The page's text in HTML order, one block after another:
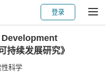
登录
持续发展研究》
性科学